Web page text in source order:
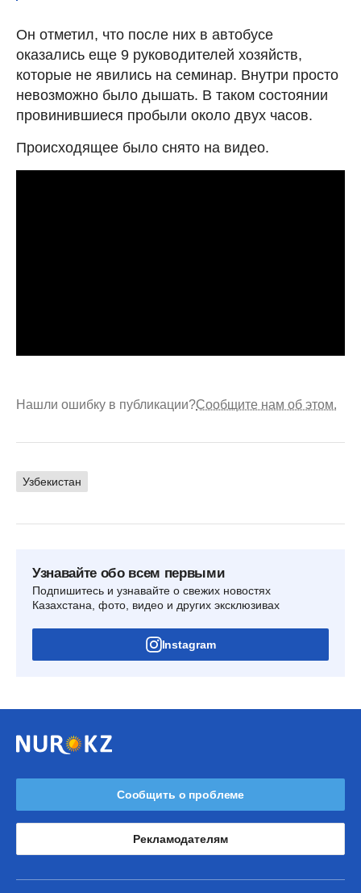
Он отметил, что после них в автобусе
оказались еще 9 руководителей хозяйств,
которые не явились на семинар. Внутри просто
невозможно было дышать. В таком состоянии
провинившиеся пробыли около двух часов.
Происходящее было снято на видео.
Нашли ошибку в публикации?Сообщите нам об этом.
Узбекистан
Узнавайте обо всем первыми
Подпишитесь и узнавайте о свежих новостях
Казахстана, фото, видео и других эксклюзивах
Instagram
Сообщить о проблеме
Рекламодателям